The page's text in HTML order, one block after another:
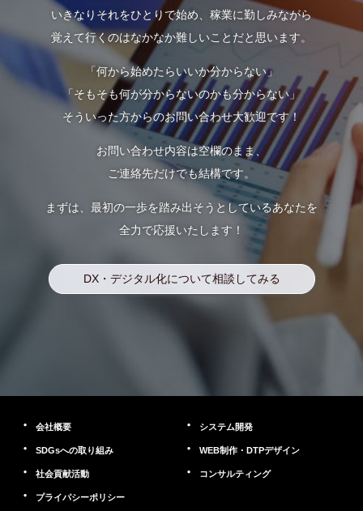
いきなりそれをひとりで始め、稼業に勤しみながら
覚えて行くのはなかなか難しいことだと思います。
「何から始めたらいいか分からない」
「そもそも何が分からないのかも分からない」
そういった方からのお問い合わせ大歓迎です！
お問い合わせ内容は空欄のまま、
ご連絡先だけでも結構です。
まずは、最初の一歩を踏み出そうとしているあなたを
全力で応援いたします！
DX・デジタル化について相談してみる
会社概要
SDGsへの取り組み
社会貢献活動
プライパシーポリシー
システム開発
WEB制作・DTPデザイン
コンサルティング